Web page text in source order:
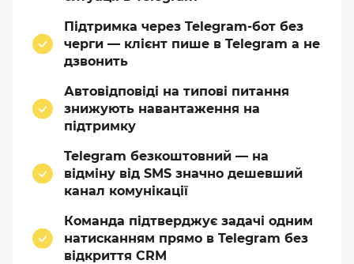
Підтримка через Telegram-бот без
черги — клієнт пише в Telegram а не
дзвонить
Автовідповіді на типові питання
знижують навантаження на
підтримку
Telegram безкоштовний — на
відміну від SMS значно дешевший
канал комунікації
Команда підтверджує задачі одним
натисканням прямо в Telegram без
відкриття CRM